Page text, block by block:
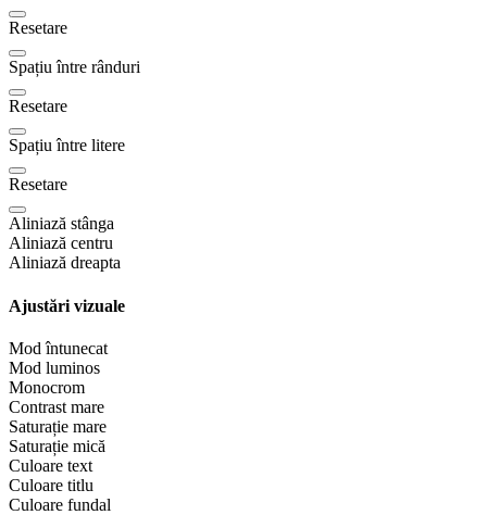
Resetare
Spațiu între rânduri
Resetare
Spațiu între litere
Resetare
Aliniază stânga
Aliniază centru
Aliniază dreapta
Ajustări vizuale
Mod întunecat
Mod luminos
Monocrom
Contrast mare
Saturație mare
Saturație mică
Culoare text
Culoare titlu
Culoare fundal